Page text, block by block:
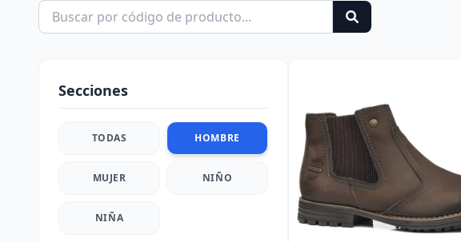
Secciones
TODAS HOMBRE
MUJER NIÑO
NIÑA